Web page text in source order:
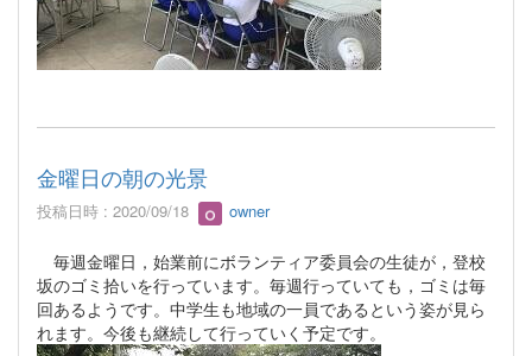
金曜日の朝の光景
投稿日時 : 2020/09/18 owner
毎週金曜日，始業前にボランティア委員会の生徒が，登校
坂のゴミ拾いを行っています。毎週行っていても，ゴミは毎
回あるようです。中学生も地域の一員であるという姿が見ら
れます。今後も継続して行っていく予定です。